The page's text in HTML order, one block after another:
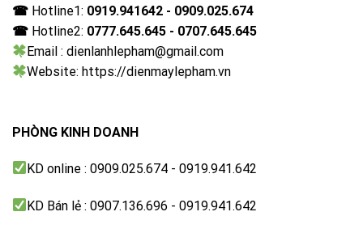
Tạo bọt siêu mịn đánh bay vết bẩn cứng đầu với hệ
thống Active Foam
sợi vải, nhằm loại bỏ vết bẩn, vết dầu mỡ dễ dàng và
hạn chế tình trạng cặn bột giặt bám trên quần áo.
☎ Hotline1: 0919.941642 - 0909.025.674
☎ Hotline2: 0777.645.645 - 0707.645.645
Email : dienlanhlepham@gmail.com
Website: https://dienmaylepham.vn
PHÒNG KINH DOANH
KD online : 0909.025.674 - 0919.941.642
KD Bán lẻ : 0907.136.696 - 0919.941.642